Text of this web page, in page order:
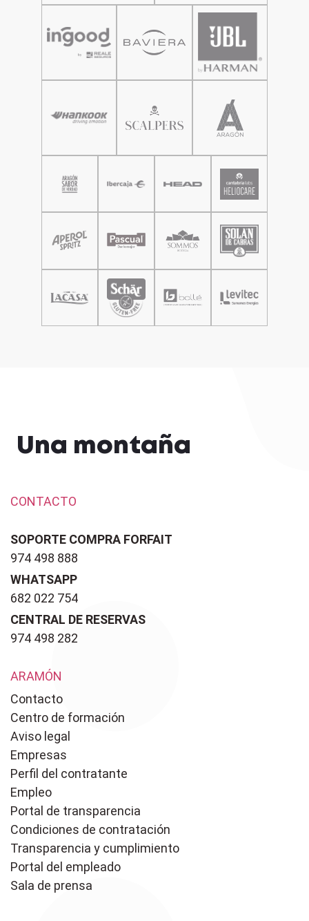
Una montaña
CONTACTO
SOPORTE COMPRA FORFAIT
974 498 888
WHATSAPP
682 022 754
CENTRAL DE RESERVAS
974 498 282
ARAMÓN
Contacto
Centro de formación
Aviso legal
Empresas
Perfil del contratante
Empleo
Portal de transparencia
Condiciones de contratación
Transparencia y cumplimiento
Portal del empleado
Sala de prensa